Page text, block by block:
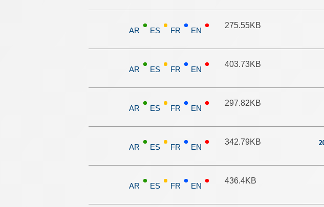
275.55KB
EN
FR
ES
AR
403.73KB
EN
FR
ES
AR
297.82KB
EN
FR
ES
AR
342.79KB
EN
FR
ES
AR
436.4KB
EN
FR
ES
AR